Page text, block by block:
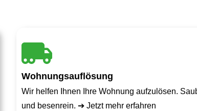
Wohnungsauflösung
Wir helfen Ihnen Ihre Wohnung aufzulösen.
und besenrein. ➔Jetzt mehr erfahren